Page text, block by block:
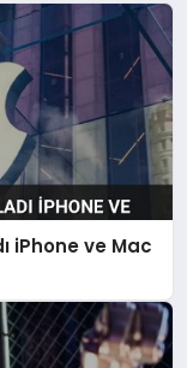
iPhone ve Mac